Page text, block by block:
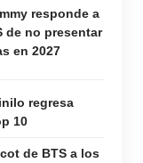
responde a
de no presentar
en 2027
regresa
10
de BTS a los